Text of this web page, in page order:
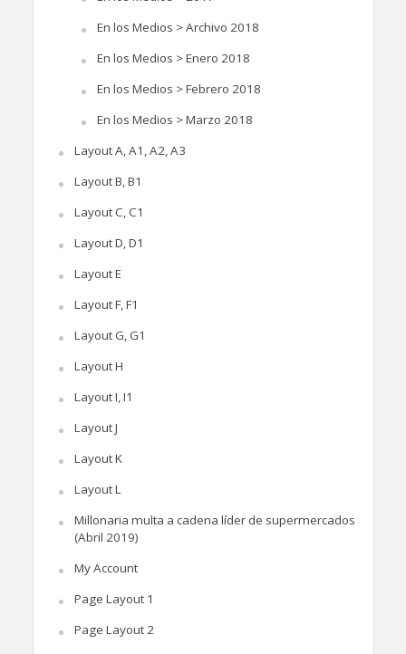
En los Medios > Archivo 2018
En los Medios > Enero 2018
En los Medios > Febrero 2018
En los Medios > Marzo 2018
Layout A, A1, A2, A3
Layout B, B1
Layout C, C1
Layout D, D1
Layout E
Layout F, F1
Layout G, G1
Layout H
Layout I, I1
Layout J
Layout K
Layout L
Millonaria multa a cadena líder de supermercados
(Abril 2019)
My Account
Page Layout 1
Page Layout 2